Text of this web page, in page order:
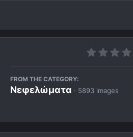
FROM THE CATEGORY:
Νεφελώματα · 5893 images